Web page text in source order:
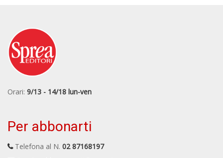
Orari: 9/13 - 14/18 lun-ven
Per abbonarti
Telefona al N. 02 87168197